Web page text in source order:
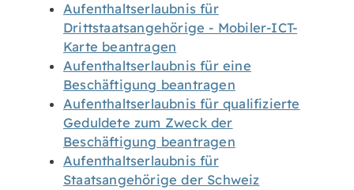
Aufenthaltserlaubnis für
Drittstaatsangehörige - Mobiler-ICT-
Karte beantragen
Aufenthaltserlaubnis für eine
Beschäftigung beantragen
Aufenthaltserlaubnis für qualifizierte
Geduldete zum Zweck der
Beschäftigung beantragen
Aufenthaltserlaubnis für
Staatsangehörige der Schweiz